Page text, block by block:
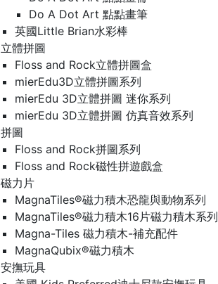
Do A Dot Art 點點畫筆
英國Little Brian水彩棒
立體拼圖
Floss and Rock立體拼圖盒
mierEdu3D立體拼圖系列
mierEdu 3D立體拼圖 迷你系列
mierEdu 3D立體拼圖 仿真音效系列
拼圖
Floss and Rock拼圖系列
Floss and Rock磁性拼遊戲盒
磁力片
MagnaTiles®磁力積木恐龍與動物系列
MagnaTiles®磁力積木16片磁力積木系列
Magna-Tiles 磁力積木-補充配件
MagnaQubix®磁力積木
安撫玩具